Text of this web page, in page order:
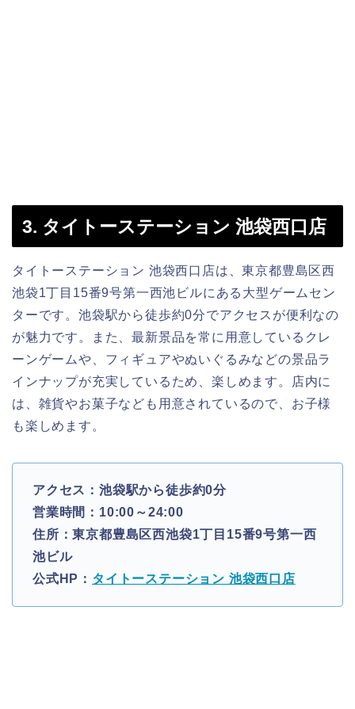
3. タイトーステーション 池袋西口店
タイトーステーション 池袋西口店は、東京都豊島区西
池袋1丁目15番9号第一西池ビルにある大型ゲームセン
ターです。池袋駅から徒歩約0分でアクセスが便利なの
が魅力です。また、最新景品を常に用意しているクレ
ーンゲームや、フィギュアやぬいぐるみなどの景品ラ
インナップが充実しているため、楽しめます。店内に
は、雑貨やお菓子なども用意されているので、お子様
も楽しめます。
アクセス：池袋駅から徒歩約0分
営業時間：10:00～24:00
住所：東京都豊島区西池袋1丁目15番9号第一西
池ビル
公式HP： タイトーステーション 池袋西口店